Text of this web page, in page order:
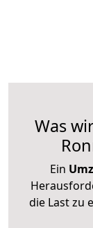
Was
Ein
die Last zu